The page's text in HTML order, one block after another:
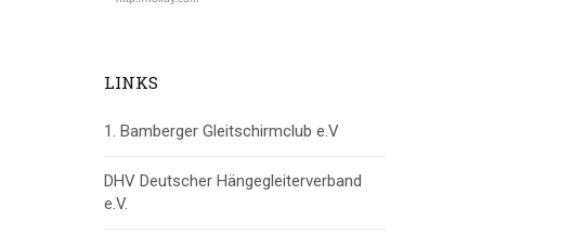
LINKS
1. Bamberger Gleitschirmclub e.V
DHV Deutscher Hängegleiterverband
e.V.